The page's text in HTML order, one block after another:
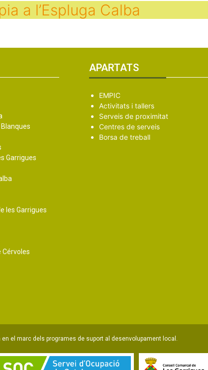
a l’Espluga Calba
Garrigues
les Garrigues
Cérvoles
APARTATS
EMPIC
Activitats i tallers
Serveis de proximitat
Centres de serveis
Borsa de treball
el marc dels programes de suport al desenvolupament local.